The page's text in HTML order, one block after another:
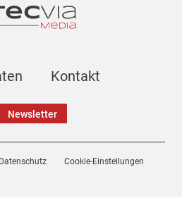
Kontakt
Newsletter
Datenschutz Cookie-Einstellungen